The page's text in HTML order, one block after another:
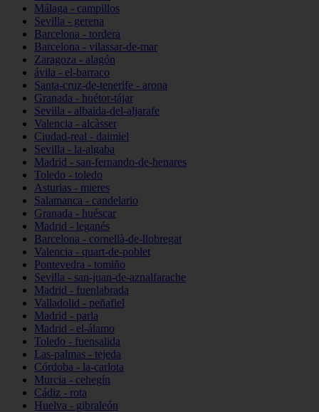
Málaga - campillos
Sevilla - gerena
Barcelona - tordera
Barcelona - vilassar-de-mar
Zaragoza - alagón
ávila - el-barraco
Santa-cruz-de-tenerife - arona
Granada - huétor-tájar
Sevilla - albaida-del-aljarafe
Valencia - alcàsser
Ciudad-real - daimiel
Sevilla - la-algaba
Madrid - san-fernando-de-henares
Toledo - toledo
Asturias - mieres
Salamanca - candelario
Granada - huéscar
Madrid - leganés
Barcelona - cornellà-de-llobregat
Valencia - quart-de-poblet
Pontevedra - tomiño
Sevilla - san-juan-de-aznalfarache
Madrid - fuenlabrada
Valladolid - peñafiel
Madrid - parla
Madrid - el-álamo
Toledo - fuensalida
Las-palmas - tejeda
Córdoba - la-carlota
Murcia - cehegín
Cádiz - rota
Huelva - gibraleón